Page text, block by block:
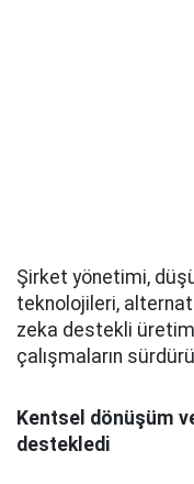
Şirket yönetimi,
teknolojileri,
zeka destekli
çalışmaların
Kentsel dönüşüm
destekledi